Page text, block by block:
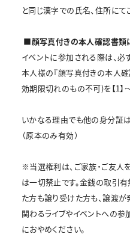
と同じ漢字での氏名、住所にて
■顔写真付きの本人確認書類
イベントに参加される際は、
本人様の『顔写真付きの本人確
効期限切れのもの不可)を【1】
いかなる理由でも他の身分証は
（原本のみ有効）
※当選権利は、ご家族・ご友人
は一切禁止です。金銭の取引
た方も譲り受けた方も、譲渡
関わるライブやイベントへの
におやめください。